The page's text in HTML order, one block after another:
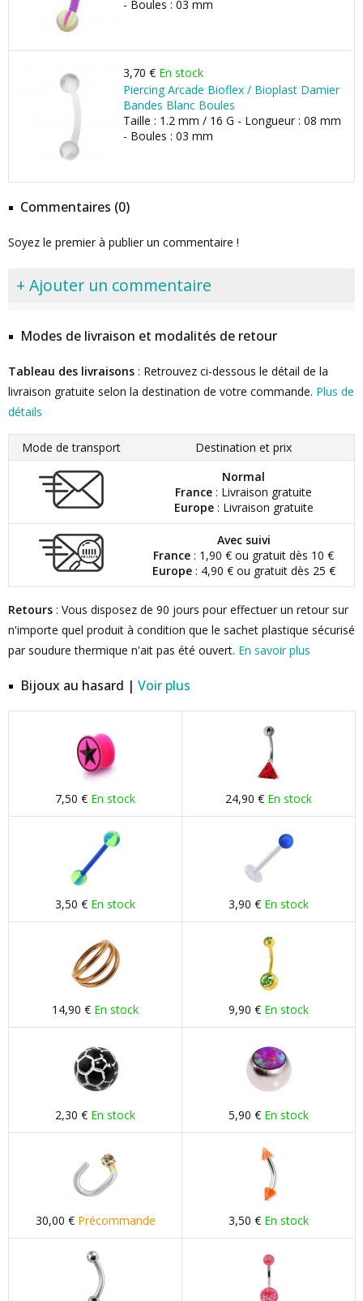
- Boules : 03 mm
3,70 € En stock
Piercing Arcade Bioflex / Bioplast Damier
Bandes Blanc Boules
Taille : 1.2 mm / 16 G - Longueur : 08 mm
- Boules : 03 mm
Commentaires (0)
Soyez le premier à publier un commentaire !
+ Ajouter un commentaire
Modes de livraison et modalités de retour
Tableau des livraisons : Retrouvez ci-dessous le détail de la
livraison gratuite selon la destination de votre commande. Plus de
détails
Mode de transport
Destination et prix
Normal
France : Livraison gratuite
Europe: Livraison gratuite
Avec suivi
France : 1,90 € ou gratuit dès 10 €
Europe: 4,90 € ou gratuit dès 25 €
Retours : Vous disposez de 90 jours pour effectuer un retour sur
n'importe quel produit à condition que le sachet plastique sécurisé
par soudure thermique n'ait pas été ouvert. En savoir plus
Bijoux au hasard | Voir plus
7,50 € En stock 24,90 € En stock
3,50 € En stock 3,90 € En stock
14,90 € En stock 9,90 € En stock
2,30 € En stock 5,90 € En stock
30,00 € Précommande 3,50 € En stock